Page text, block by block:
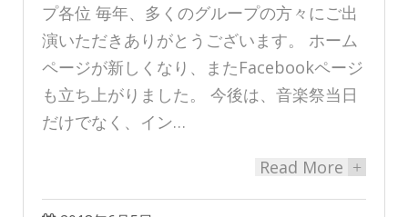
プ各位 毎年、多くのグループの方々にご出
演いただきありがとうございます。 ホーム
ページが新しくなり、またFacebookページ
も立ち上がりました。 今後は、音楽祭当日
だけでなく、イン…
Read More +